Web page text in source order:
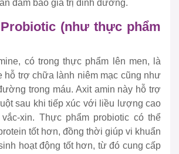
đảm bảo giá trị dinh dưỡng.
(như thực phẩm
có trong thực phẩm lên men, là
hỗ trợ chữa lành niêm mạc cũng như
trong máu. Axit amin này hỗ trợ
sau khi tiếp xúc với liều lượng cao
xin. Thực phẩm probiotic có thể
tốt hơn, đồng thời giúp vi khuẩn
hoạt động tốt hơn, từ đó cung cấp